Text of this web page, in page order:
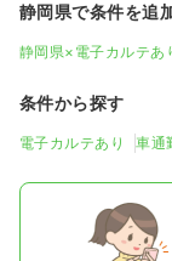
静岡県で条件を追
静岡県×電子カルテあ
条件から探す
電子カルテあり 車通